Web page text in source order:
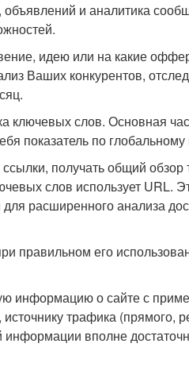
и аналитика
идею или на какие
Ваших конкурентов,
ключевых слов. Основная
показатель по глобальному
получать общий обзор
слов использует
расширенного анализа
правильном его
информацию о сайте с
трафика (прямого,
информации вполне